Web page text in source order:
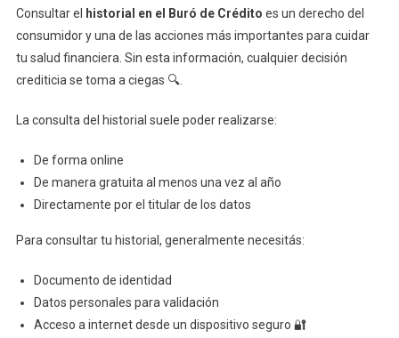
El
Consultar el historial en el Buró de Crédito es un derecho del
consumidor y una de las acciones más importantes para cuidar
tu salud financiera. Sin esta información, cualquier decisión
crediticia se toma a ciegas 🔍.
La consulta del historial suele poder realizarse:
De forma online
De manera gratuita al menos una vez al año
Directamente por el titular de los datos
Para consultar tu historial, generalmente necesitás:
Documento de identidad
Datos personales para validación
Acceso a internet desde un dispositivo seguro 🔐